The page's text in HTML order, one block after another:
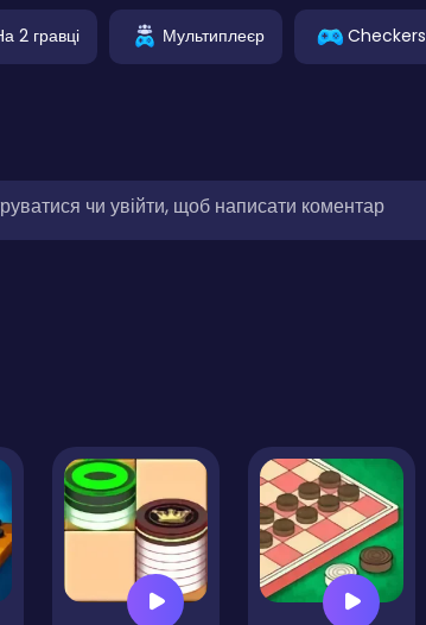
2 гравці Мультиплеєр Checkers
чи увійти, щоб написати коментар